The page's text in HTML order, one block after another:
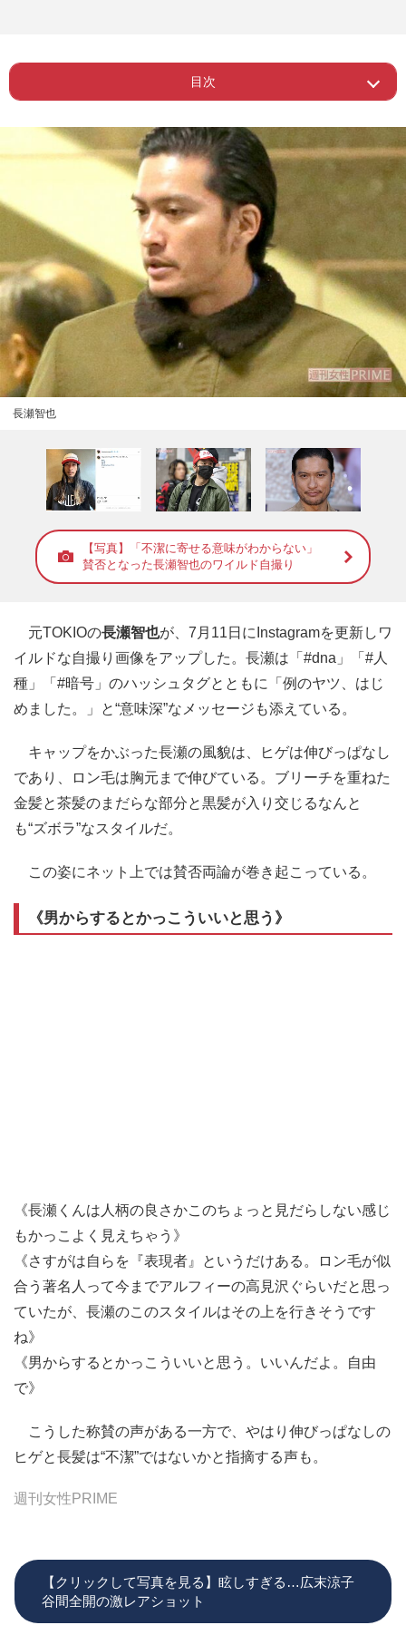
目次
Page 1
ー 《男からするとかっこういいと思
う》
ー 男性は肯定的、女性からは不評
長瀬智也
【写真】「不潔に寄せる意味がわからない」
賛否となった長瀬智也のワイルド自撮り
元TOKIOの長瀬智也が、7月11日にInstagramを更新しワ
イルドな自撮り画像をアップした。長瀬は「#dna」「#人
種」「#暗号」のハッシュタグとともに「例のヤツ、はじ
めました。」と“意味深”なメッセージも添えている。
キャップをかぶった長瀬の風貌は、ヒゲは伸びっぱなし
であり、ロン毛は胸元まで伸びている。ブリーチを重ねた
金髪と茶髪のまだらな部分と黒髪が入り交じるなんと
も“ズボラ”なスタイルだ。
この姿にネット上では賛否両論が巻き起こっている。
《男からするとかっこういいと思う》
《長瀬くんは人柄の良さかこのちょっと見だらしない感じ
もかっこよく見えちゃう》
《さすがは自らを『表現者』というだけある。ロン毛が似
合う著名人って今までアルフィーの高見沢ぐらいだと思っ
ていたが、長瀬のこのスタイルはその上を行きそうです
ね》
《男からするとかっこういいと思う。いいんだよ。自由
で》
こうした称賛の声がある一方で、やはり伸びっぱなしの
ヒゲと長髪は“不潔”ではないかと指摘する声も。
週刊女性PRIME
【クリックして写真を見る】眩しすぎる…広末涼子
谷間全開の激レアショット